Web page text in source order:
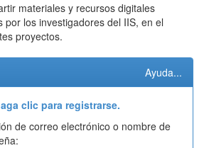
materiales y recursos digitales
por los investigadores del IIS, en el
proyectos.
Ayuda...
clic para registrarse.
de correo electrónico o nombre de